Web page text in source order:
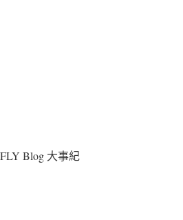
FLY Blog 大事紀